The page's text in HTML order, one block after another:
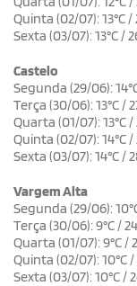
Quinta (02/07): 13°C
Sexta (03/07): 13°C /
Castelo
Segunda (29/06):
Terça (30/06): 13°C /
Quarta (01/07): 13°C
Quinta (02/07): 14°C /
Sexta (03/07): 14°C /
Vargem Alta
Segunda (29/06):
Terça (30/06): 9°C /
Quarta (01/07): 9°C /
Quinta (02/07): 10°C
Sexta (03/07): 10°C /